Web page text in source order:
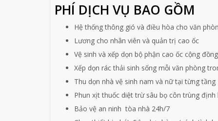
PHÍ DỊCH VỤ BAO GỒM
Hệ thống thông gió và điều hòa cho văn
Lương cho nhân viên và quản trị cao ốc
Vệ sinh và xếp dọn bộ phận cao ốc cộng đồng
Xếp dọn rác thải sinh sống mỗi văn phòng
Thu dọn nhà vệ sinh nam và nữ tại từng tầng
Phun xịt thuốc diệt trừ sâu bọ côn trùng định
Bảo vệ an ninh tòa nhà 24h/7